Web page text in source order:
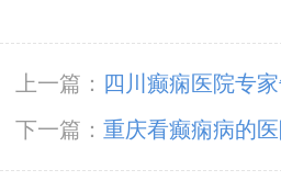
上一篇：
四川癫痫医院专
疗好?
下一篇： 重庆看癫痫病的
哪些